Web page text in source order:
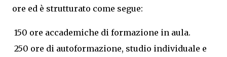
ore ed è strutturato come segue:
150 ore accademiche di formazione in aula.
250 ore di autoformazione, studio individuale e